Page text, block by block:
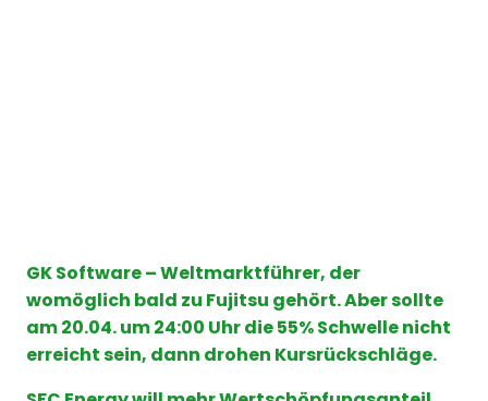
GK Software – Weltmarktführer, der
womöglich bald zu Fujitsu gehört. Aber sollte
am 20.04. um 24:00 Uhr die 55% Schwelle nicht
erreicht sein, dann drohen Kursrückschläge.